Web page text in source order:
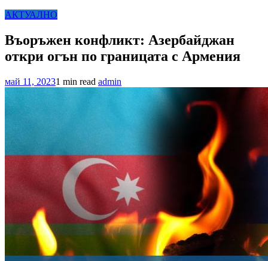
АКТУАЛНО
Въоръжен конфликт: Азербайджан
откри огън по границата с Армения
май 11, 20231 min read admin